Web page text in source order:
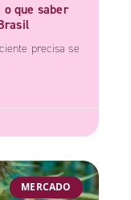
que saber
precisa se
MERCADO